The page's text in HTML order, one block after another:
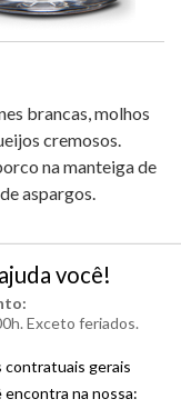
brancas, molhos
cremosos.
na manteiga de
aspargos.
você!
Exceto feriados.
contratuais gerais
encontra na nossa: